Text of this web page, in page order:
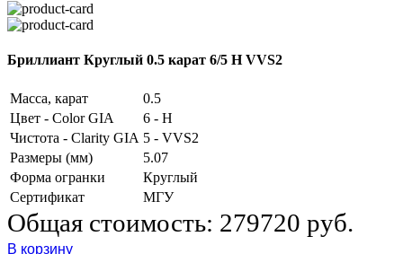
Бриллиант Круглый 0.5 карат 6/5 H VVS2
Масса, карат
0.5
Цвет - Color GIA
6 - H
Чистота - Clarity GIA 5 - VVS2
Размеры (мм)
5.07
Форма огранки
Круглый
Сертификат
МГУ
Общая стоимость: 279720 руб.
В корзину